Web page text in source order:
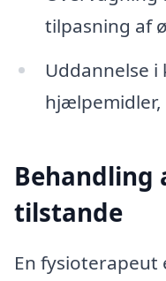
tilpasning af
Uddannelse
Behandling
tilstande
En fysioterapeut